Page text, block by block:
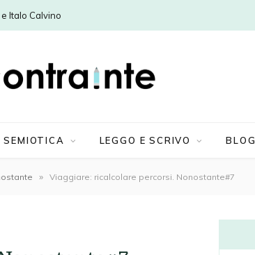
Italo Calvino
SEMIOTICA LEGGO E SCRIVO BLOG
» Viaggiare: ricalcolare percorsi. Nonostante#7